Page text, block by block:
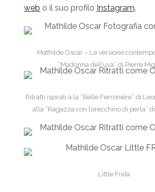
web o il suo profilo Instagram.
Mathilde Oscar – La versione
“Madonna dell’uva” di Pierre
Ritratti ispirati a la “Belle Ferronière” di
alla “Ragazza con l’orecchino di perla”
Little Frida